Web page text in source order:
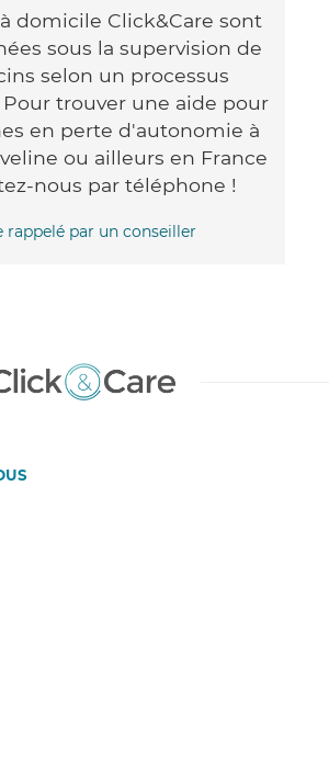
domicile Click&Care sont
sous la supervision de
selon un processus
trouver une aide pour
en perte d'autonomie à
ou ailleurs en France
nous par téléphone !
rappelé par un conseiller